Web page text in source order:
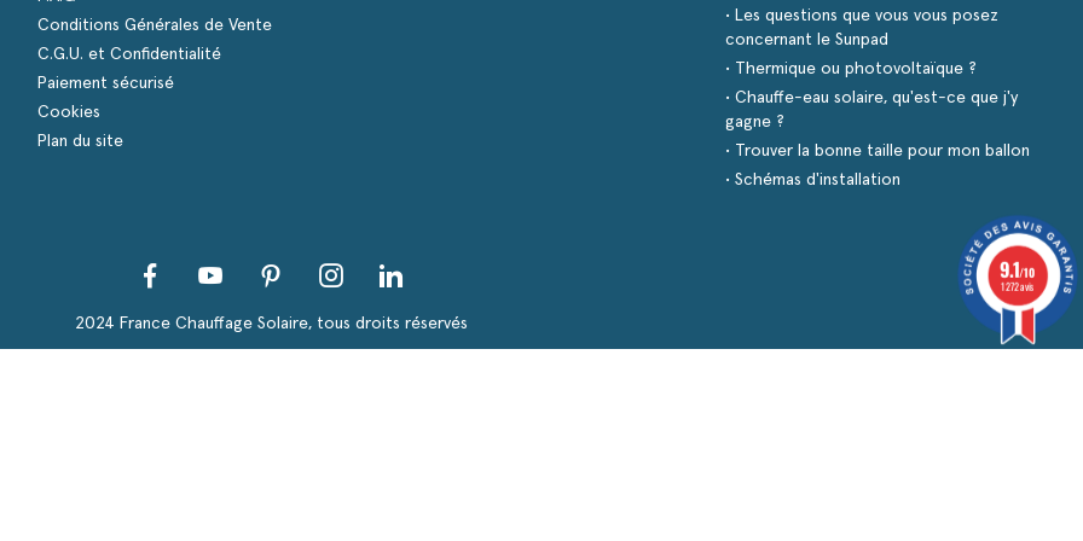
Conditions Générales de Vente
C.G.U. et Confidentialité
Paiement sécurisé
Cookies
Plan du site
• Les questions que vous vous posez
concernant le Sunpad
• Thermique ou photovoltaïque ?
• Chauffe-eau solaire, qu'est-ce que j'y
gagne ?
• Trouver la bonne taille pour mon ballon
• Schémas d'installation
FacebookYouTube PinterestInstagram
2024 France Chauffage Solaire, tous droits réservés
de confidentialité, en garantissant la conformité avec les réglementations. Personnalisez vos préférences pour
9.1/10
1272 avis